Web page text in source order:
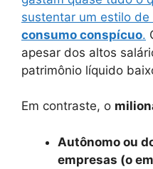
sustentar um estilo de
consumo conspícuo.
apesar dos altos
patrimônio líquido
Em contraste, o
Autônomo ou
empresas (o